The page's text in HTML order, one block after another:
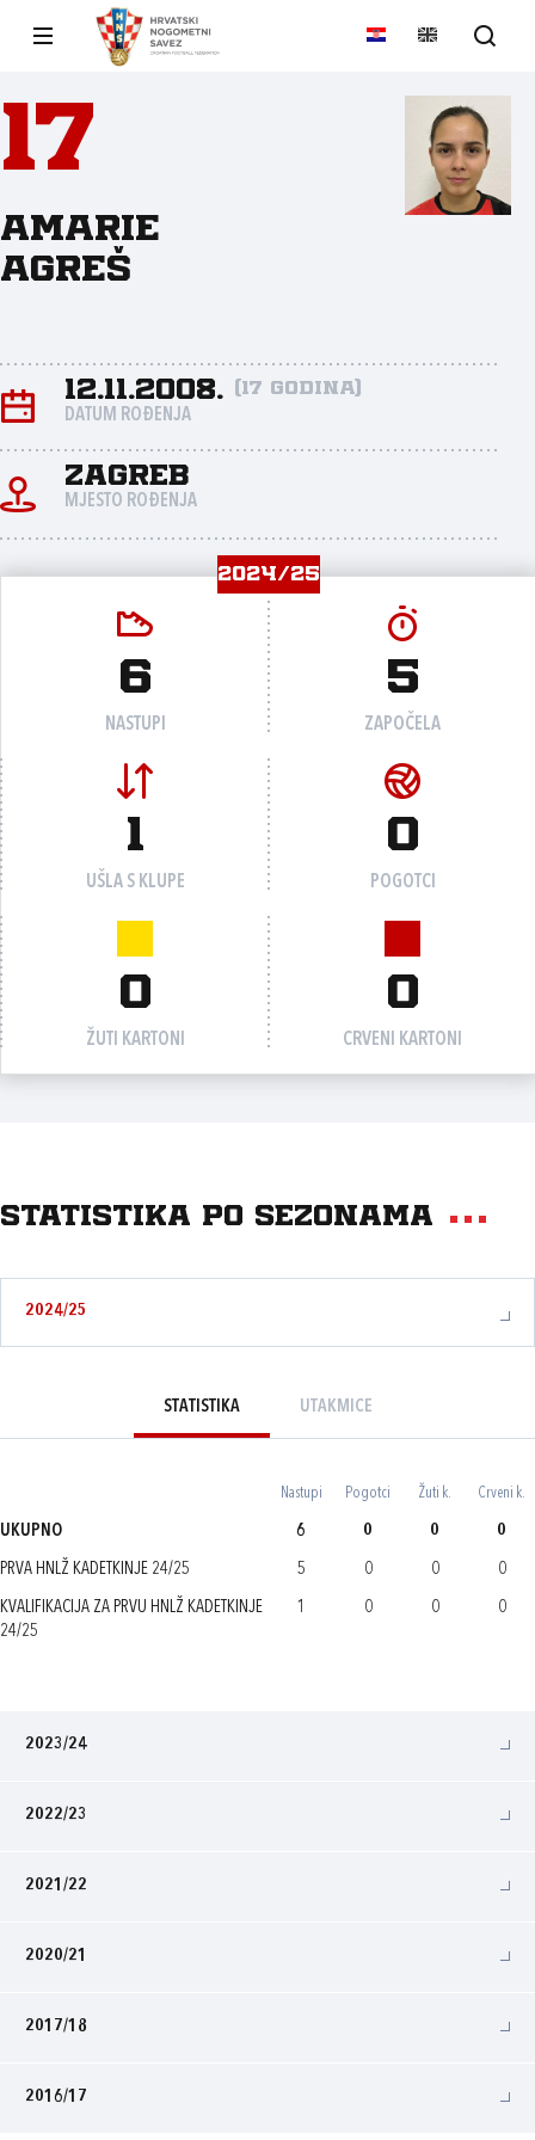
17
Amarie
Agreš
12.11.2008. (17 godina)
DATUM ROĐENJA
Zagreb
MJESTO ROĐENJA
2024/25
6
NASTUPI
5
ZAPOČELA
1
UŠLA S KLUPE
0
POGOTCI
0
ŽUTI KARTONI
0
CRVENI KARTONI
Statistika po sezonama
2024/25
STATISTIKA UTAKMICE
Nastupi Pogotci Žuti k. Crveni k.
UKUPNO 6 0 0 0
PRVA HNLŽ KADETKINJE 24/25 5 0 0 0
KVALIFIKACIJA ZA PRVU HNLŽ KADETKINJE
24/25
1 0 0 0
2023/24
2022/23
2021/22
2020/21
2017/18
2016/17